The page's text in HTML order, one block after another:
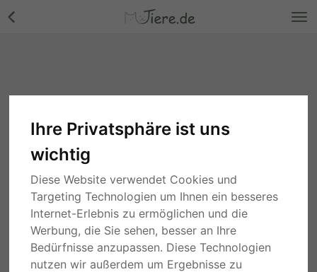
Ihre Privatsphäre ist uns
wichtig
Diese Website verwendet Cookies und
Targeting Technologien um Ihnen ein besseres
Internet-Erlebnis zu ermöglichen und die
Werbung, die Sie sehen, besser an Ihre
Bedürfnisse anzupassen. Diese Technologien
nutzen wir außerdem um Ergebnisse zu